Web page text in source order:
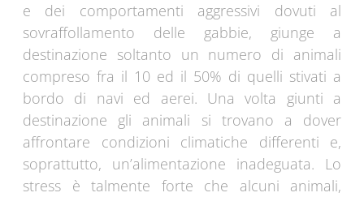
e dei comportamenti aggressivi dovuti al
sovraffollamento delle gabbie, giunge a
destinazione soltanto un numero di animali
compreso fra il 10 ed il 50% di quelli stivati a
bordo di navi ed aerei. Una volta giunti a
destinazione gli animali si trovano a dover
affrontare condizioni climatiche differenti e,
soprattutto, un’alimentazione inadeguata. Lo
stress è talmente forte che alcuni animali,